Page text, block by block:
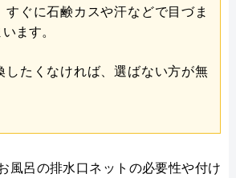
すぐに石鹸カスや汗などで目づま
ます。
したくなければ、選ばない方が無
風呂の排水口ネットの必要性や付け